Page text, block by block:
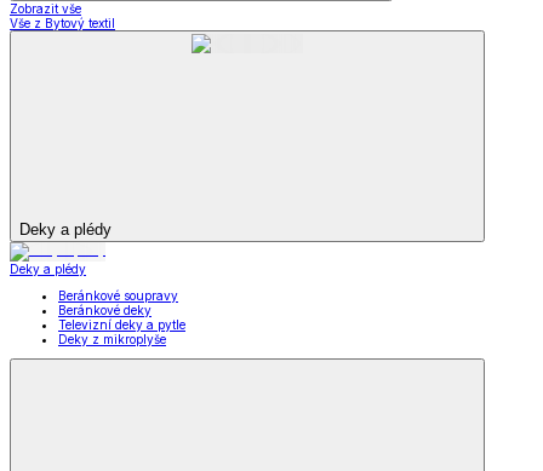
Zobrazit vše
Vše z Bytový textil
Deky a plédy
Deky a plédy
Beránkové soupravy
Beránkové deky
Televizní deky a pytle
Deky z mikroplyše